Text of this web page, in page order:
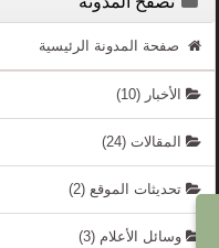
صفحة المدونة الرئيسية
الأخبار (10)
المقالات (24)
تحديثات الموقع (2)
وسائل الأعلام (3)